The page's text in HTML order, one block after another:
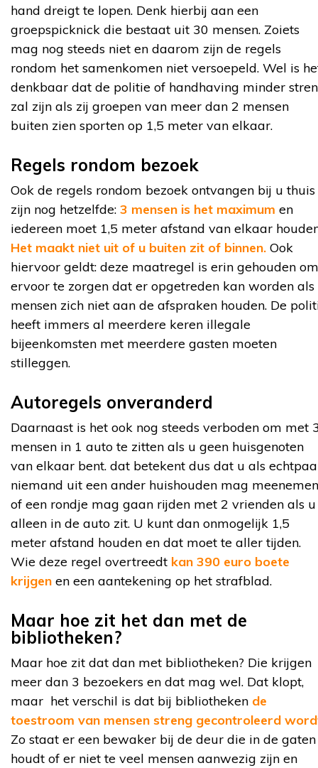
hand dreigt te lopen. Denk hierbij aan een
groepspicknick die bestaat uit 30 mensen. Zoiets
mag nog steeds niet en daarom zijn de regels
rondom het samenkomen niet versoepeld. Wel is
denkbaar dat de politie of handhaving minder
zal zijn als zij groepen van meer dan 2 mensen
buiten zien sporten op 1,5 meter van elkaar.
Regels rondom bezoek
Ook de regels rondom bezoek ontvangen bij u thuis
zijn nog hetzelfde: 3 mensen is het maximum en
iedereen moet 1,5 meter afstand van elkaar
Het maakt niet uit of u buiten zit of binnen. Ook
hiervoor geldt: deze maatregel is erin gehouden om
ervoor te zorgen dat er opgetreden kan worden als
mensen zich niet aan de afspraken houden. De
heeft immers al meerdere keren illegale
bijeenkomsten met meerdere gasten moeten
stilleggen.
Autoregels onveranderd
Daarnaast is het ook nog steeds verboden om met
mensen in 1 auto te zitten als u geen huisgenoten
van elkaar bent. dat betekent dus dat u als
niemand uit een ander huishouden mag meenemen
of een rondje mag gaan rijden met 2 vrienden als u
alleen in de auto zit. U kunt dan onmogelijk 1,5
meter afstand houden en dat moet te aller tijden.
Wie deze regel overtreedt kan 390 euro boete
krijgen en een aantekening op het strafblad.
Maar hoe zit het dan met de
bibliotheken?
Maar hoe zit dat dan met bibliotheken? Die krijgen
meer dan 3 bezoekers en dat mag wel. Dat klopt,
maar het verschil is dat bij bibliotheken de
toestroom van mensen streng gecontroleerd
Zo staat er een bewaker bij de deur die in de gaten
houdt of er niet te veel mensen aanwezig zijn en